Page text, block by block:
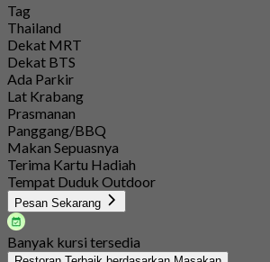
Tag
Thailand
Dekat MRT
Dekat BTS
Ada Parkir
Lat Krabang
Prasmanan
Panggang/BBQ
Makan Sepuasnya
Terima Kartu Hadiah
Tempat Duduk Outdoor
Pesan Sekarang
Banyak kursi tersedia